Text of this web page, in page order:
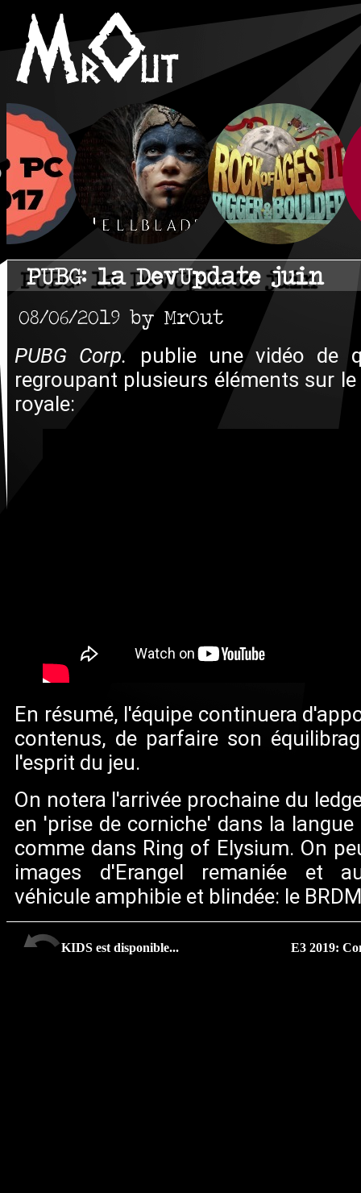
PUBG: la DevUpdate juin
08/06/2019 by MrOut
PUBG Corp.
publie une vidéo de
regroupant plusieurs éléments sur
royale:
En résumé, l'équipe continuera
contenus, de parfaire son
l'esprit du jeu.
On notera l'arrivée prochaine du
en 'prise de corniche' dans la
comme dans Ring of Elysium. On
images d'Erangel remaniée et
véhicule amphibie et blindée: le
KIDS est disponible... E3 2019: